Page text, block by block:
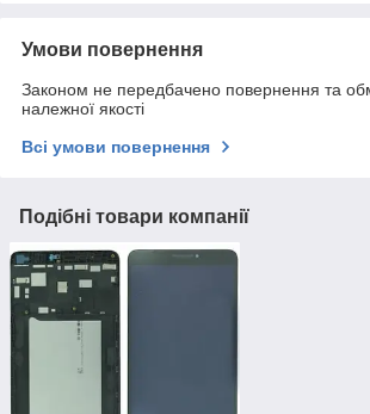
Умови повернення
Законом не передбачено повернення та
належної якості
Всі умови повернення
Подібні товари компанії